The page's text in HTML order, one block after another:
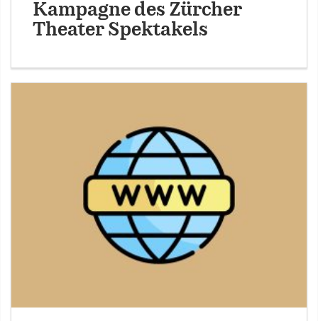
Kampagne des Zürcher
Theater Spektakels